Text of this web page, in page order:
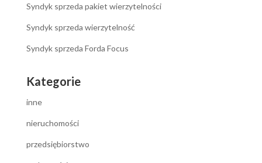
Syndyk sprzeda pakiet wierzytelności
Syndyk sprzeda wierzytelność
Syndyk sprzeda Forda Focus
Kategorie
inne
nieruchomości
przedsiębiorstwo